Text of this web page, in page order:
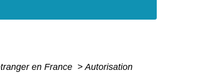
en France > Autorisation